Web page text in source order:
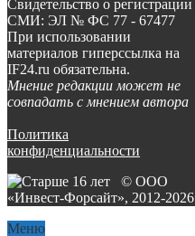
Свидетельство о регистрации
СМИ: ЭЛ № ФС 77 - 67477
При использовании
материалов гиперссылка на
IF24.ru обязательна.
Мнение редакции может не
совпадать с мнением автора
Политика
конфиденциальности
© ООО
«Инвест-Форсайт», 2012-2026
Меню